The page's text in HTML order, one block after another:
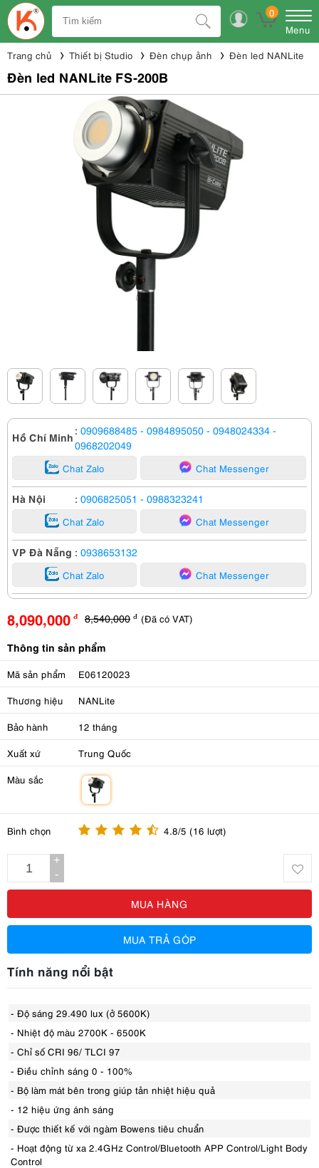
0
Menu
Trang chủ Thiết bị Studio Đèn chụp ảnh Đèn led NANLite
Đèn led NANLite FS-200B
Hồ Chí Minh : 0909688485 - 0984895050 - 0948024334 -
0968202049
Chat Zalo Chat Messenger
Hà Nội : 0906825051 - 0988323241
Chat Zalo Chat Messenger
VP Đà Nẵng : 0938653132
Chat Zalo Chat Messenger
8,090,000 đ 8,540,000 đ (Đã có VAT)
Thông tin sản phẩm
Mã sản phẩm E06120023
Thương hiệu NANLite
Bảo hành 12 tháng
Xuất xứ Trung Quốc
Màu sắc
Bình chọn 4.8/5 (16 lượt)
+
-
MUA HÀNG
MUA TRẢ GÓP
Tính năng nổi bật
- Độ sáng 29.490 lux (ở 5600K)
- Nhiệt độ màu 2700K - 6500K
- Chỉ số CRI 96/ TLCI 97
- Điều chỉnh sáng 0 - 100%
- Bộ làm mát bên trong giúp tản nhiệt hiệu quả
- 12 hiệu ứng ánh sáng
- Được thiết kế với ngàm Bowens tiêu chuẩn
- Hoạt động từ xa 2.4GHz Control/Bluetooth APP Control/Light Body
Control